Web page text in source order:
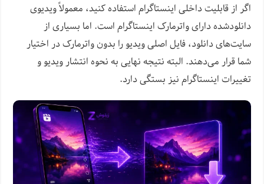
اگر از قابلیت داخلی اینستاگرام استفاده کنید، معمولاً ویدیوی
دانلودشده دارای واترمارک اینستاگرام است. اما بسیاری از
سایت‌های دانلود، فایل اصلی ویدیو را بدون واترمارک در اختیار
شما قرار می‌دهند. البته نتیجه نهایی به نحوه انتشار ویدیو و
تغییرات اینستاگرام نیز بستگی دارد.